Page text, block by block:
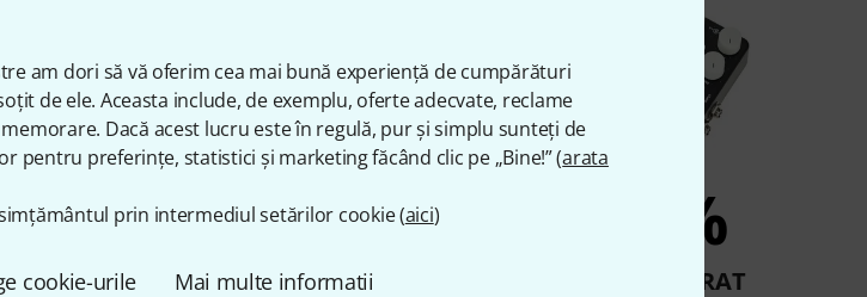
am dori să vă oferim cea mai bună experiență de cumpărături
de ele. Aceasta include, de exemplu, oferte adecvate, reclame
Dacă acest lucru este în regulă, pur și simplu sunteți de
pentru preferințe, statistici și marketing făcând clic pe „Bine!” (arata
prin intermediul setărilor cookie (aici)
cookie-urile Mai multe informatii
4% 3%
CUMPĂRAT
2%
CUMPĂRAT